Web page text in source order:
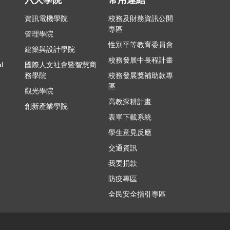
資訊電機學院
管理學院
建築與設計學院
國際人文社會暨智慧商
務學院
觀光學院
創新產業學院
校務及財務資訊公開
專區
性別平等教育委員會
校務發展中長程計畫
校務發展獎補助款專
區
高教深耕計畫
表單下載系統
學生意見反應
交通資訊
我要捐款
防疫專區
全民安全指引專區